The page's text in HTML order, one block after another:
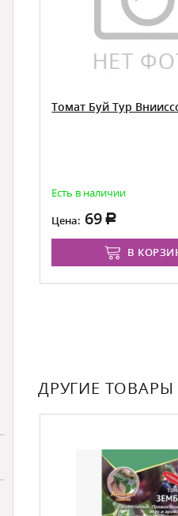
Томат Буй Тур
Есть в наличии
Цена: 69
В
ДРУГИЕ